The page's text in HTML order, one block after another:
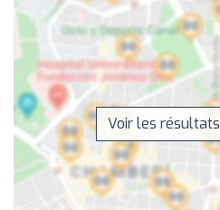
Voir les